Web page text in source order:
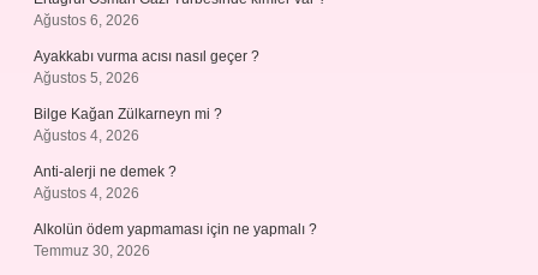
Ağustos 6, 2026
Ayakkabı vurma acısı nasıl geçer ?
Ağustos 5, 2026
Bilge Kağan Zülkarneyn mi ?
Ağustos 4, 2026
Anti-alerji ne demek ?
Ağustos 4, 2026
Alkolün ödem yapmaması için ne yapmalı ?
Temmuz 30, 2026